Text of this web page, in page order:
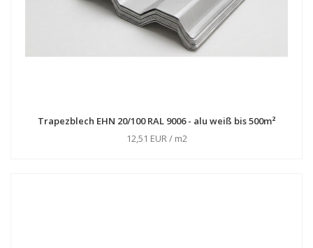
Trapezblech EHN 20/100 RAL 9006 - alu weiß bis 500m²
12,51 EUR / m2